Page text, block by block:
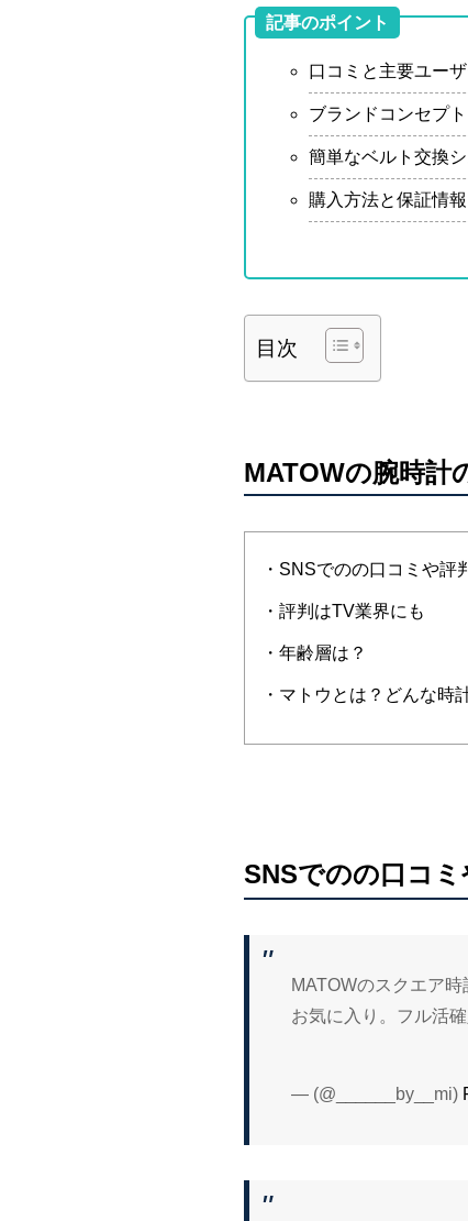
記事のポイント
口コミと主要ユー
ブランドコンセプ
簡単なベルト交換
購入方法と保証情報
目次
MATOWの腕時計
・SNSでのの口コミや評
・評判はTV業界にも
・年齢層は？
・マトウとは？どんな時
SNSでのの口コミ
MATOWのスクエア
お気に入り。フル活
— (@______by__mi)